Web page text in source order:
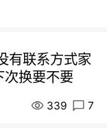
有联系方式家
次换要不要
339 7